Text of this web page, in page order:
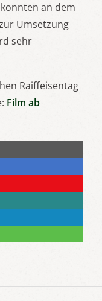
an dem
Umsetzung
sehr
Raiffeisentag
Film ab